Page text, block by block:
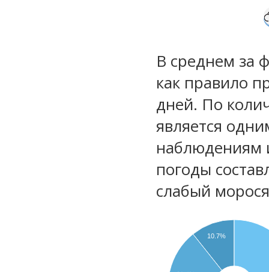
В среднем за
как правило
дней. По
является
наблюдениям
погоды
слабый
10.7%